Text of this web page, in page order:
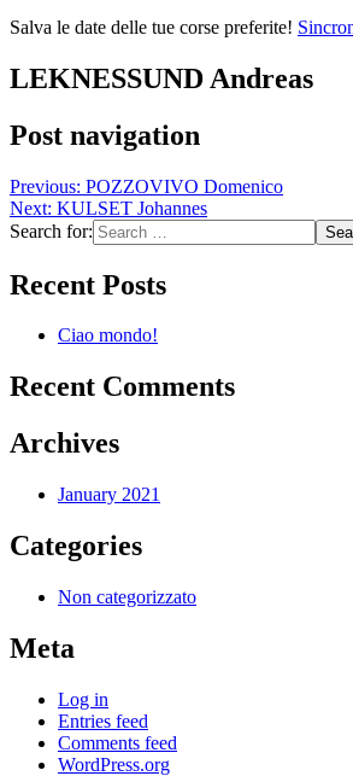
Salva le date delle tue corse preferite!
LEKNESSUND Andreas
Post navigation
Previous: POZZOVIVO Domenico
Next: KULSET Johannes
Search for:
Recent Posts
Ciao mondo!
Recent Comments
Archives
January 2021
Categories
Non categorizzato
Meta
Log in
Entries feed
Comments feed
WordPress.org